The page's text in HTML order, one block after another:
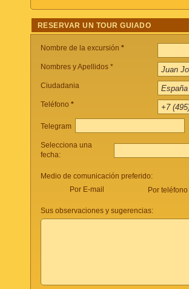
RESERVAR UN TOUR GUIADO
Nombre de la excursión *
Nombres y Apellidos *
Ciudadania
Teléfono *
Telegram
Selecciona una
fecha:
Medio de comunicación preferido:
Por E-mail
Por teléfono
Sus observaciones y sugerencias: